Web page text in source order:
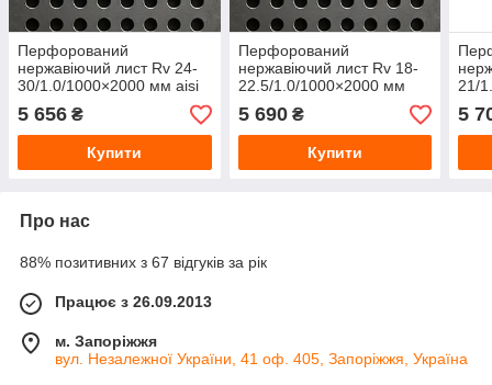
Перфорований
нержавіючий лист Rv 24-
30/1.0/1000×2000 мм aisi
304 BA/PE
5 656 ₴
Купити
Перфорований
нержавіючий лист Rv 18-
22.5/1.0/1000×2000 мм
aisi 304 BA/PE
5 690₴
Купити
21/
304
5
Про нас
88% позитивних з 67 відгуків за рік
Працює з 26.09.2013
м. Запоріжжя
вул. Незалежної України, 41 оф. 405, Запоріжжя, Україна